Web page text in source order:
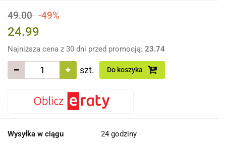
49.00 -49%
24.99
Najniższa cena z 30 dni przed promocją: 23.74
szt. Do koszyka
Wysyłka w ciągu 24 godziny